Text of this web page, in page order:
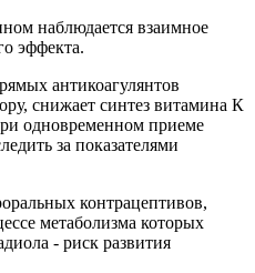
наблюдается взаимное
эффекта.
антикоагулянтов
снижает синтез витамина К
одновременном приеме
за показателями
контрацептивов,
метаболизма которых
- риск развития